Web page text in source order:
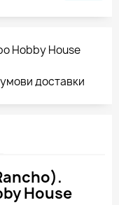
Hobby House
доставки
House